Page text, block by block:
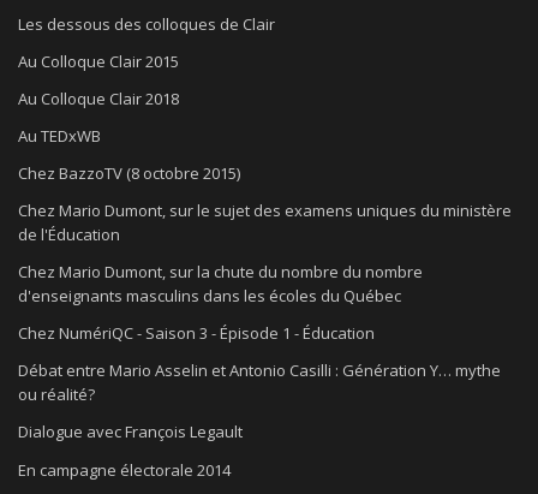
Les dessous des colloques de Clair
Au Colloque Clair 2015
Au Colloque Clair 2018
Au TEDxWB
Chez BazzoTV (8 octobre 2015)
Chez Mario Dumont, sur le sujet des examens uniques du ministère
de l'Éducation
Chez Mario Dumont, sur la chute du nombre du nombre
d'enseignants masculins dans les écoles du Québec
Chez NumériQC - Saison 3 - Épisode 1 - Éducation
Débat entre Mario Asselin et Antonio Casilli : Génération Y… mythe
ou réalité?
Dialogue avec François Legault
En campagne électorale 2014